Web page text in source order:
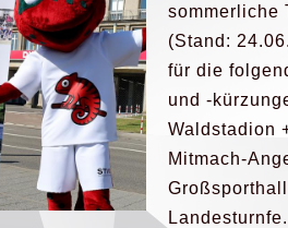
sommerliche
(Stand:
für die
und -
Waldstadion
Mitmach-